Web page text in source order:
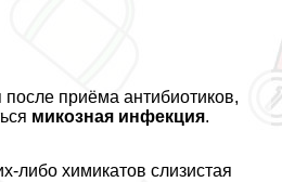
приёма антибиотиков,
микозная инфекция.
либо химикатов слизистая